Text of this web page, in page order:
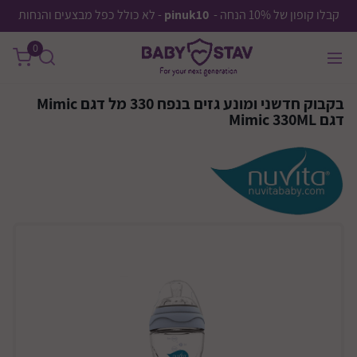
קבלו קופון של 10% הנחה - pinuk10 - לא כולל כפל מבצעים והנחות
0
בקבוק חדשני ומונע גזים בנפח 330 מל דגם Mimic
דגם Mimic 330ML